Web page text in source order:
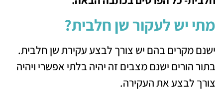
מתי יש לעקור שן חלבית?
ישנם מקרים בהם יש צורך לבצע עקירת שן חלבית.
בתור הורים ישנם מצבים זה יהיה בלתי אפשרי ויהיה
צורך לבצע את העקירה.